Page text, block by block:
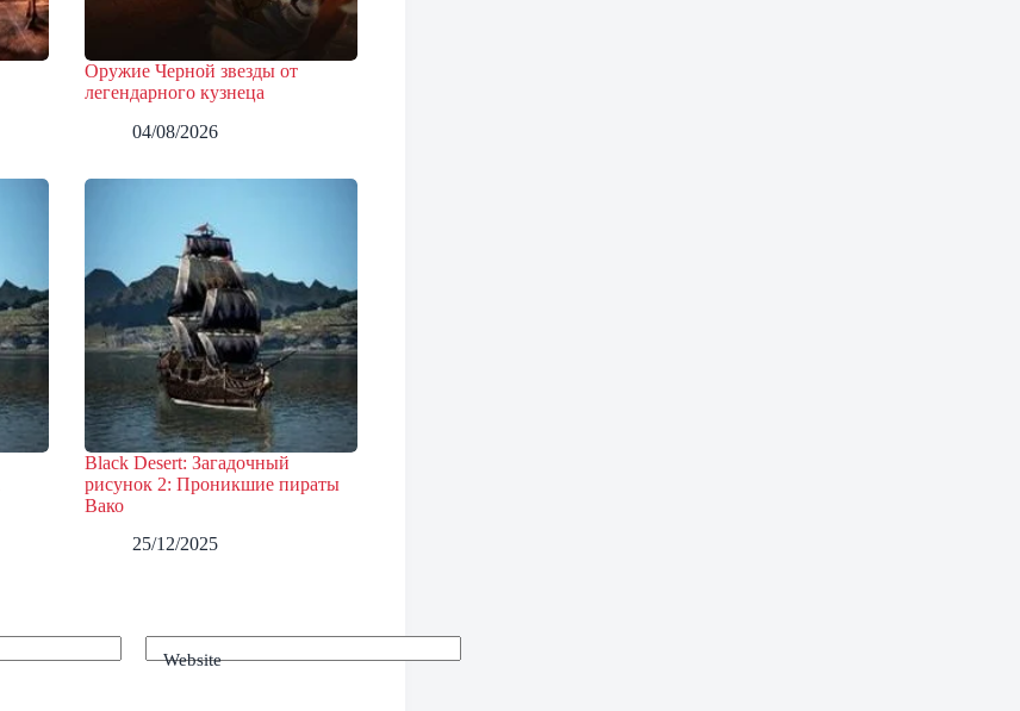
Оружие Черной звезды от
легендарного кузнеца
04/08/2026
Black Desert: Загадочный
рисунок 2: Проникшие пираты
Вако
25/12/2025
Website